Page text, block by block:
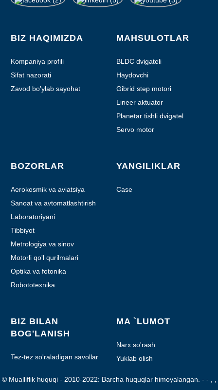
BIZ HAQIMIZDA
Kompaniya profili
Sifat nazorati
Zavod bo'ylab sayohat
MAHSULOTLAR
BLDC dvigateli
Haydovchi
Gibrid step motori
Lineer aktuator
Planetar tishli dvigatel
Servo motor
BOZORLAR
Aerokosmik va aviatsiya
Sanoat va avtomatlashtirish
Laboratoriyani
avtomatlashtirish
Tibbiyot
Metrologiya va sinov
Motorli qo'l qurilmalari
Optika va fotonika
Robototexnika
YANGILIKLAR
Case
BIZ BILAN
BOG'LANISH
Tez-tez so'raladigan savollar
MA `LUMOT
Narx so'rash
Yuklab olish
© Mualliflik huquqi - 2010-2022: Barcha huquqlar himoyalangan. - - , ,